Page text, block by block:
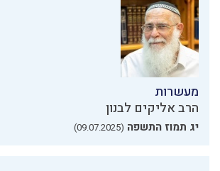
מעשרות
הרב אליקים לבנון
יג תמוז התשפה (09.07.2025)